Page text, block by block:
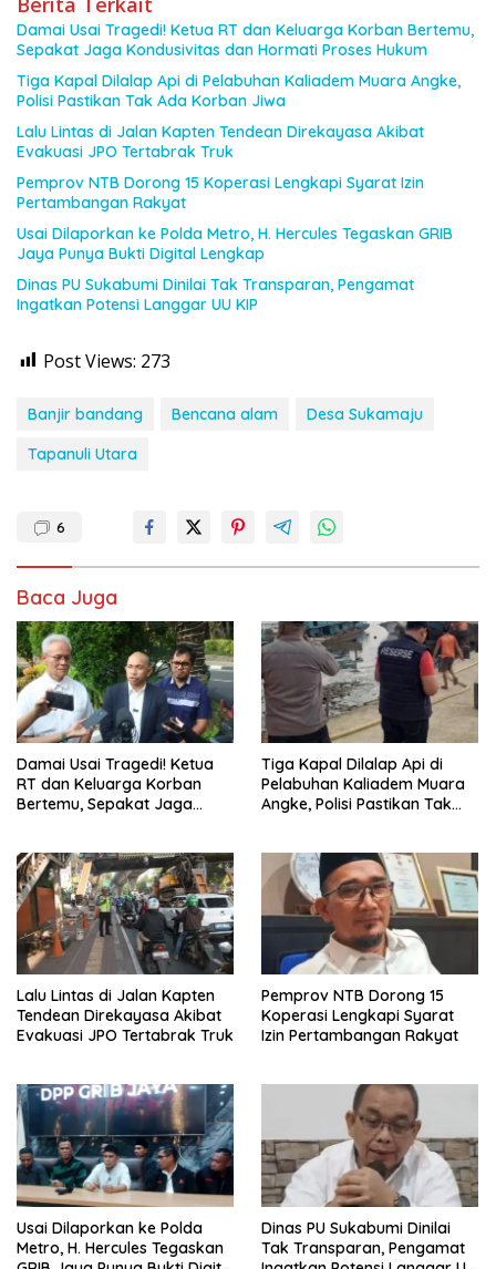
Damai Usai Tragedi! Ketua RT dan Keluarga Korban Bertemu,
Sepakat Jaga Kondusivitas dan Hormati Proses Hukum
Tiga Kapal Dilalap Api di Pelabuhan Kaliadem Muara Angke,
Polisi Pastikan Tak Ada Korban Jiwa
Lalu Lintas di Jalan Kapten Tendean Direkayasa Akibat
Evakuasi JPO Tertabrak Truk
Pemprov NTB Dorong 15 Koperasi Lengkapi Syarat Izin
Pertambangan Rakyat
Usai Dilaporkan ke Polda Metro, H. Hercules Tegaskan GRIB
Jaya Punya Bukti Digital Lengkap
Dinas PU Sukabumi Dinilai Tak Transparan, Pengamat
Ingatkan Potensi Langgar UU KIP
Post Views: 273
Banjir bandang Bencana alam
Desa Sukamaju
Tapanuli Utara
6
Baca Juga
Damai Usai Tragedi! Ketua
RT dan Keluarga Korban
Bertemu, Sepakat Jaga
Tiga Kapal Dilalap Api di
Pelabuhan Kaliadem Muara
Angke, Polisi Pastikan Tak
Lalu Lintas di Jalan Kapten
Tendean Direkayasa Akibat
Evakuasi JPO Tertabrak Truk
Pemprov NTB Dorong 15
Koperasi Lengkapi Syarat
Izin Pertambangan Rakyat
Usai Dilaporkan ke Polda
Metro, H. Hercules Tegaskan
Dinas PU Sukabumi Dinilai
Tak Transparan, Pengamat